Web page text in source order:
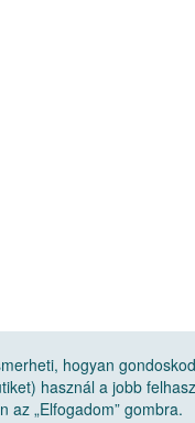
hogyan
használ a jobb
az „Elfogadom” gombra.